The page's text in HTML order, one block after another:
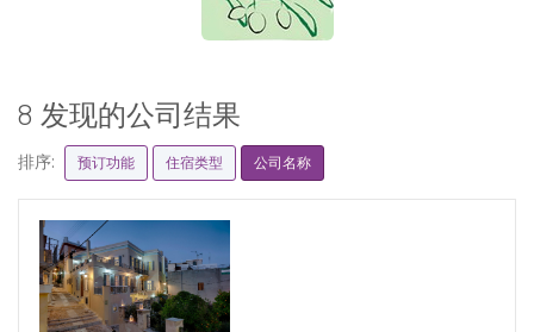
8 发现的公司结果
排序: 预订功能 住宿类型 公司名称